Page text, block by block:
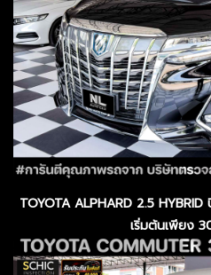
TOYOTA ALPHARD 2.5
เริ่มต้นเพียง